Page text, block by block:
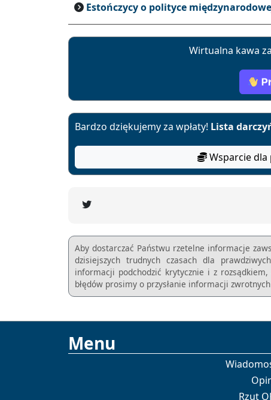
Estończycy o polityce
Wirtualna kawa
Bardzo dziękujemy za wpłaty! Lista
Wsparcie dla
Aby dostarczać Państwu rzetelne informacje
dzisiejszych trudnych czasach dla
informacji podchodzić krytycznie i z
błędów prosimy o przysłanie informacji
Menu
Rzut